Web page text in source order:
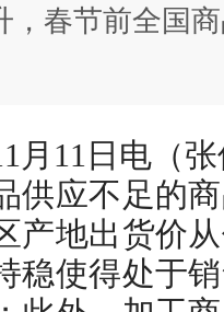
，春节前全国
月11日电（
供应不足的
产地出货价
稳使得处于